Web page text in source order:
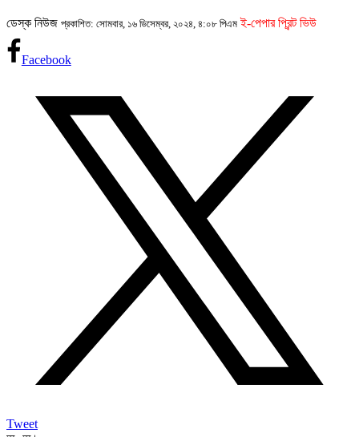
ডেস্ক নিউজ প্রকাশিত: সোমবার, ১৬ ডিসেম্বর, ২০২৪, ৪:০৮ পিএম ই-পেপার প্রিন্ট ভিউ
Facebook
Tweet